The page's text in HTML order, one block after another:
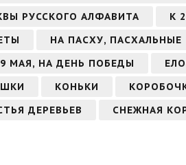
РУССКОГО АЛФАВИТА
К
НА ПАСХУ, ПАСХАЛЬНЫЕ
МАЯ, НА ДЕНЬ ПОБЕДЫ
КОНЬКИ
ДЕРЕВЬЕВ
СНЕЖНАЯ